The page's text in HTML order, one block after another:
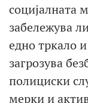
социјалната
забележува
едно тркало
загрозува
полициски
мерки и